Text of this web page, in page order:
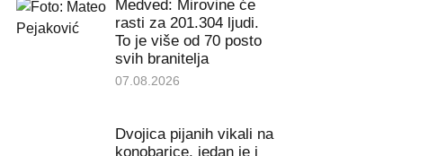
Medved: Mirovine će
rasti za 201.304 ljudi.
To je više od 70 posto
svih branitelja
07.08.2026
Dvojica pijanih vikali na
konobarice, jedan je i